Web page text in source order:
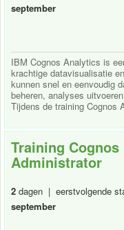
september
IBM Cognos Analytics is
krachtige datavisualisatie
kunnen snel en eenvoudig
beheren, analyses
Tijdens de training Cognos
Training Cognos
Administrator
2 dagen | eerstvolgende
september